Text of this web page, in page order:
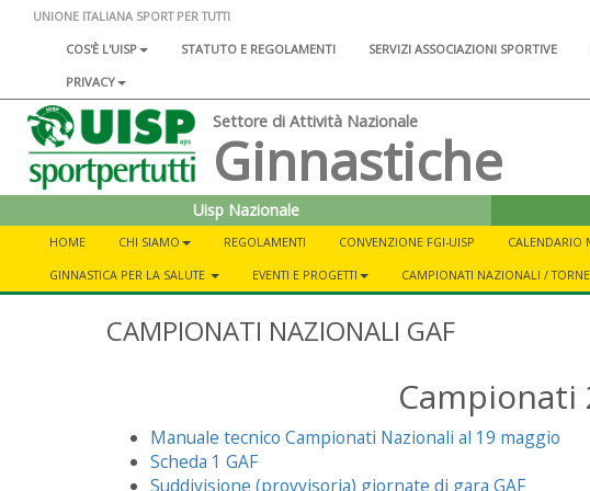
UNIONE ITALIANA SPORT PER TUTTI
COS'È L'UISP
STATUTO E REGOLAMENTI SERVIZI ASSOCIAZIONI SPORTIVE
PRIVACY
Settore di Attività Nazionale
Ginnastiche
Uisp Nazionale
HOME CHI SIAMO REGOLAMENTI CONVENZIONE FGI-UISP CALENDARIO
GINNASTICA PER LA SALUTE
EVENTI E PROGETTI CAMPIONATI NAZIONALI /
CAMPIONATI NAZIONALI GAF
Campionati
Manuale tecnico Campionati Nazionali al 19 maggio
Scheda 1 GAF
Suddivisione (provvisoria) giornate di gara GAF